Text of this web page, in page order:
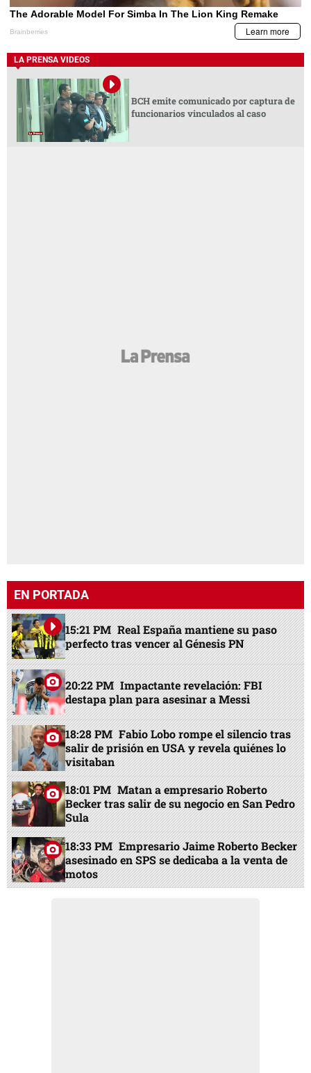
LA PRENSA VIDEOS
BCH emite comunicado por captura de
funcionarios vinculados al caso
EN PORTADA
15:21 PM Real España mantiene su paso
perfecto tras vencer al Génesis PN
20:22 PM Impactante revelación: FBI
destapa plan para asesinar a Messi
18:28 PM Fabio Lobo rompe el silencio tras
salir de prisión en USA y revela quiénes lo
visitaban
18:01 PM Matan a empresario Roberto
Becker tras salir de su negocio en San Pedro
Sula
18:33 PM Empresario Jaime Roberto Becker
asesinado en SPS se dedicaba a la venta de
motos